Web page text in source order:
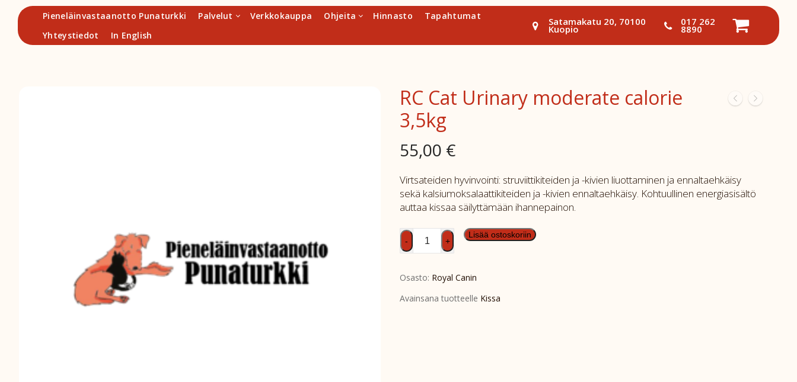
Hyppää
sisältöön
Pieneläinvastaanotto Punaturkki Palvelut Verkkokauppa Ohjeita Hinnasto
Tapahtumat
Yhteystiedot
In English
Satamakatu 20, 70100
Kuopio
017 262
8890
RC Cat Urinary moderate calorie
3,5kg
55,00 €
Virtsateiden hyvinvointi: struviittikiteiden ja -kivien liuottaminen ja ennaltaehkäisy
sekä kalsiumoksalaattikiteiden ja -kivien ennaltaehkäisy. Kohtuullinen energiasisältö
auttaa kissaa säilyttämään ihannepainon.
RC
Cat
moderate
calorie
- +
Lisää ostoskoriin
Osasto: Royal Canin
Avainsana tuotteelle Kissa